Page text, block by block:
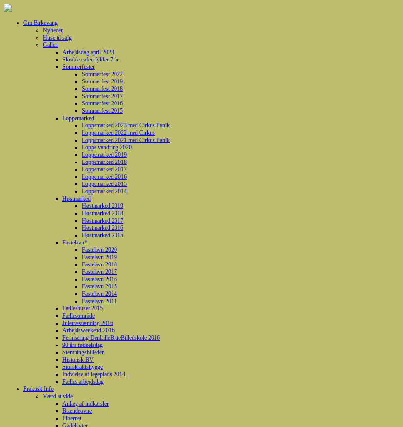
Om Birkevang
Nyheder
Huse til salg
Galleri
Arbejdsdag april 2023
Skralde cafen fylder 7 år
Sommerfester
Sommerfest 2022
Sommerfest 2019
Sommerfest 2018
Sommerfest 2017
Sommerfest 2016
Sommerfest 2015
Loppemarked
Loppemarked 2023 med Cirkus Panik
Loppemarked 2022 med Cirkus
Loppemarked 2021 med Cirkus Panik
Loppe vandring 2020
Loppemarked 2019
Loppemarked 2018
Loppemarked 2017
Loppemarked 2016
Loppemarked 2015
Loppemarked 2014
Høstmarked
Høstmarked 2019
Høstmarked 2018
Høstmarked 2017
Høstmarked 2016
Høstmarked 2015
Fastelavn*
Fastelavn 2020
Fastelavn 2019
Fastelavn 2018
Fastelavn 2017
Fastelavn 2016
Fastelavn 2015
Fastelavn 2014
Fastelavn 2011
Fælleshuset 2015
Fællesområde
Juletræstænding 2016
Arbejdsweekend 2016
Fernisering DenLilleBitteBilledskole 2016
90 års fødselsdag
Stemningsbilleder
Historisk BV
Storskraldshygge
Indvielse af legeplads 2014
Fælles arbejdsdag
Praktisk Info
Værd at vide
Anlæg af indkørsler
Brændeovne
Fibernet
Gadelygter